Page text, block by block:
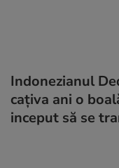
Indonezianul
caţiva ani o
inceput să se